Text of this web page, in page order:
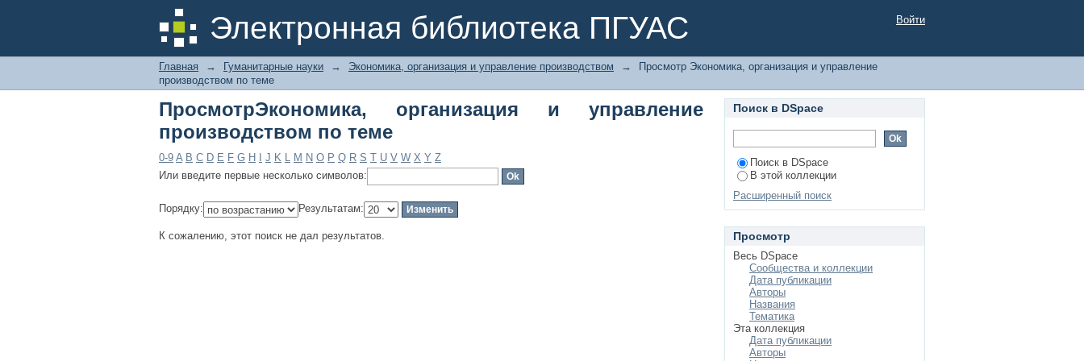
Электронная библиотека ПГУАС
ПросмотрЭкономика, организация и управление производством по теме Войти
Главная → Гуманитарные науки → Экономика, организация и управление производством →
Просмотр Экономика, организация и управление
производством по теме
ПросмотрЭкономика, организация и управление
производством по теме
0-9 A B C D E F G H J K L M N O P Q R S T U V W X Y Z
Или введите первые несколько символов:
Порядку: Результатам:
К сожалению, этот поиск не дал результатов.
Поиск в DSpace
Поиск в DSpace
В этой коллекции
Расширенный поиск
Просмотр
Весь DSpace
Сообщества и коллекции
Дата публикации
Авторы
Названия
Тематика
Эта коллекция
Дата публикации
Авторы